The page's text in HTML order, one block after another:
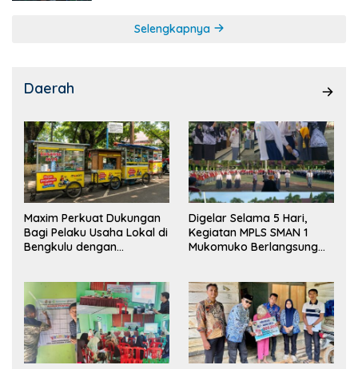
Selengkapnya
Daerah
Maxim Perkuat Dukungan
Bagi Pelaku Usaha Lokal di
Bengkulu dengan
Pasar
Digelar Selama 5 Hari,
Kegiatan MPLS SMAN 1
Mukomuko Berlangsung